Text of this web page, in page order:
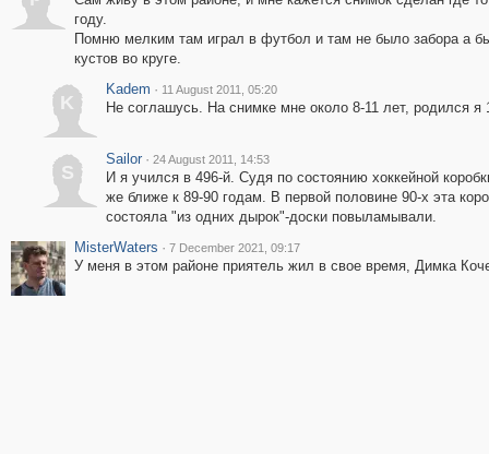
году.
Помню мелким там играл в футбол и там не было забора а
кустов во круге.
K
Kadem · 11 August 2011, 05:20
Не соглашусь. На снимке мне около 8-11 лет, родился я
S
Sailor · 24 August 2011, 14:53
И я учился в 496-й. Судя по состоянию хоккейной
же ближе к 89-90 годам. В первой половине 90-х эта
состояла "из одних дырок"-доски повыламывали.
MisterWaters · 7 December 2021, 09:17
У меня в этом районе приятель жил в свое время, Димка